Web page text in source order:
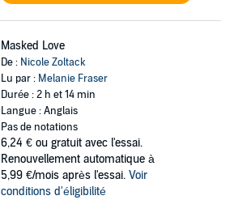
Masked Love
De : Nicole Zoltack
Lu par : Melanie Fraser
Durée : 2 h et 14 min
Langue : Anglais
Pas de notations
6,24 € ou gratuit avec l'essai.
Renouvellement automatique à
5,99 €/mois après l'essai. Voir
conditions d'éligibilité